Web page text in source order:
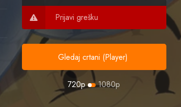
Prijavi grešku
Gledaj crtani (Player)
720p 1080p